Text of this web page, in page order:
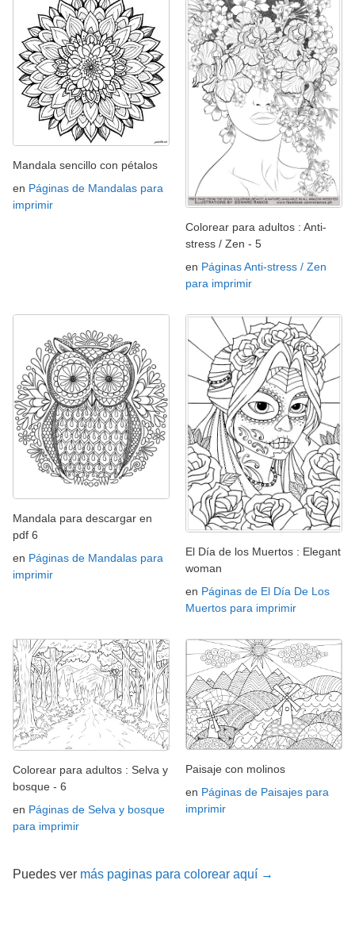
Mandala sencillo con pétalos
en Páginas de Mandalas para
imprimir
Colorear para adultos : Anti-
stress / Zen - 5
en Páginas Anti-stress / Zen
para imprimir
Mandala para descargar en
pdf 6
en Páginas de Mandalas para
imprimir
El Día de los Muertos : Elegant
woman
en Páginas de El Día De Los
Muertos para imprimir
Colorear para adultos : Selva y
bosque - 6
en Páginas de Selva y bosque
para imprimir
Paisaje con molinos
en Páginas de Paisajes para
imprimir
Puedes ver más paginas para colorear aquí →